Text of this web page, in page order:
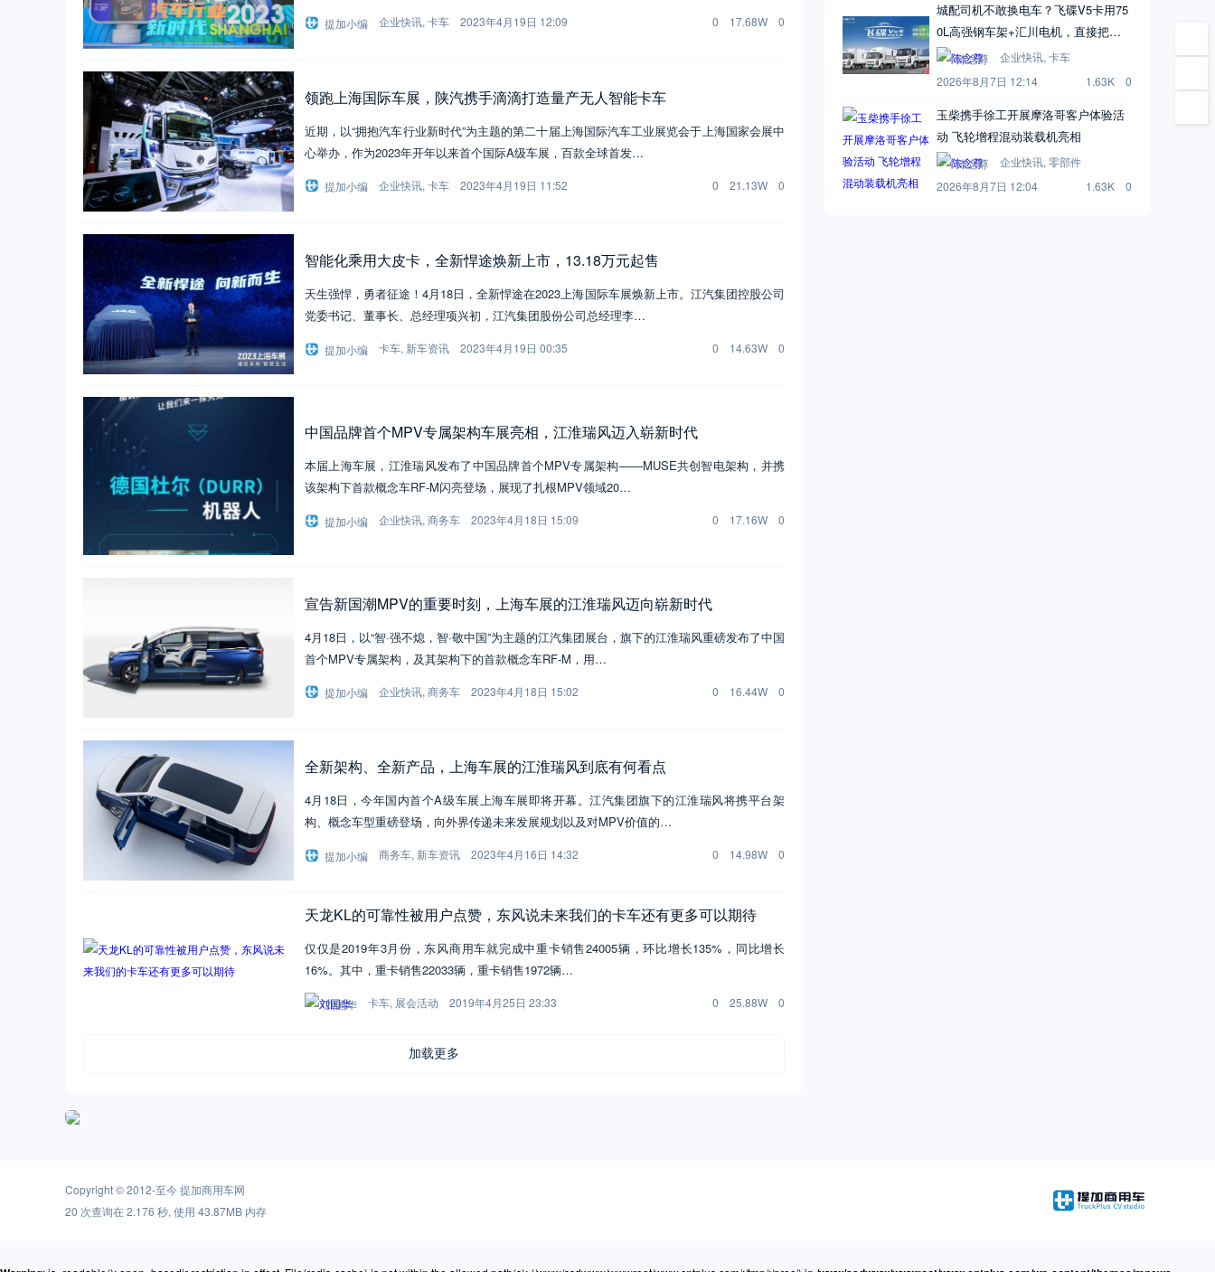
提加小编 企业快讯, 卡车 2023年4月19日 12:09 0 17.68W 0
领跑上海国际车展，陕汽携手滴滴打造量产无人智能卡车
近期，以“拥抱汽车行业新时代”为主题的第二十届上海国际汽车工业展览会于上海国家会展中
心举办，作为2023年开年以来首个国际A级车展，百款全球首发…
提加小编 企业快讯, 卡车 2023年4月19日 11:52 0 21.13W 0
智能化乘用大皮卡，全新悍途焕新上市，13.18万元起售
天生强悍，勇者征途！4月18日，全新悍途在2023上海国际车展焕新上市。江汽集团控股公司
党委书记、董事长、总经理项兴初，江汽集团股份公司总经理李…
提加小编 卡车, 新车资讯 2023年4月19日 00:35 0 14.63W 0
中国品牌首个MPV专属架构车展亮相，江淮瑞风迈入崭新时代
本届上海车展，江淮瑞风发布了中国品牌首个MPV专属架构——MUSE共创智电架构，并携
该架构下首款概念车RF-M闪亮登场，展现了扎根MPV领域20…
提加小编 企业快讯, 商务车 2023年4月18日 15:09 0 17.16W 0
宣告新国潮MPV的重要时刻，上海车展的江淮瑞风迈向崭新时代
4月18日，以“智·强不熄，智·敬中国”为主题的江汽集团展台，旗下的江淮瑞风重磅发布了中国
首个MPV专属架构，及其架构下的首款概念车RF-M，用…
提加小编 企业快讯, 商务车 2023年4月18日 15:02 0 16.44W 0
全新架构、全新产品，上海车展的江淮瑞风到底有何看点
4月18日，今年国内首个A级车展上海车展即将开幕。江汽集团旗下的江淮瑞风将携平台架
构、概念车型重磅登场，向外界传递未来发展规划以及对MPV价值的…
提加小编 商务车, 新车资讯 2023年4月16日 14:32 0 14.98W 0
天龙KL的可靠性被用户点赞，东风说未来我们的卡车还有更多可以期待
仅仅是2019年3月份，东风商用车就完成中重卡销售24005辆，环比增长135%，同比增长
16%。其中，重卡销售22033辆，重卡销售1972辆…
刘国华 卡车, 展会活动 2019年4月25日 23:33 0 25.88W 0
加载更多
城配司机不敢换电车？飞碟V5卡用75
0L高强钢车架+汇川电机，直接把信
心拉满陈念尊 企业快讯, 卡车
2026年8月7日 12:14
1.63K 0
玉柴携手徐工开展摩洛哥客户体验活
动 飞轮增程混动装载机亮相
陈念尊 企业快讯, 零部件
2026年8月7日 12:04
1.63K 0
Copyright © 2012-至今提加商用车网
20 次查询在 2.176 秒, 使用 43.87MB 内存